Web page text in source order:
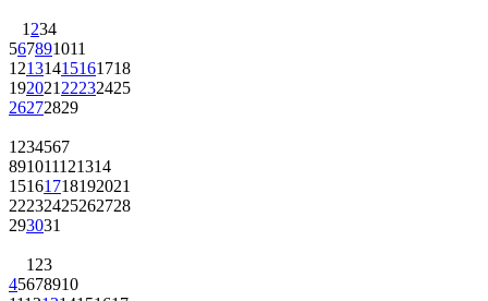
1 234
567891011
12131415161718
192021 22232425
26272829
1 234567
891011121314
15161718192021
22232425262728
293031
1 23
45678910